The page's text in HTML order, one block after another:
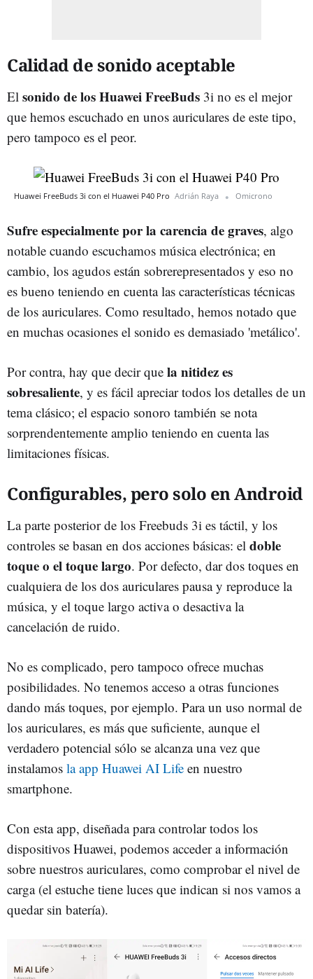
Calidad de sonido aceptable
El sonido de los Huawei FreeBuds 3i no es el mejor
que hemos escuchado en unos auriculares de este tipo,
pero tampoco es el peor.
Huawei FreeBuds 3i con el Huawei P40 Pro Adrián Raya Omicrono
Sufre especialmente por la carencia de graves, algo
notable cuando escuchamos música electrónica; en
cambio, los agudos están sobrerepresentados y eso no
es bueno teniendo en cuenta las características técnicas
de los auriculares. Como resultado, hemos notado que
en muchas ocasiones el sonido es demasiado 'metálico'.
Por contra, hay que decir que la nitidez es
sobresaliente, y es fácil apreciar todos los detalles de un
tema clásico; el espacio sonoro también se nota
sorprendentemente amplio teniendo en cuenta las
limitaciones físicas.
Configurables, pero solo en Android
La parte posterior de los Freebuds 3i es táctil, y los
controles se basan en dos acciones básicas: el doble
toque o el toque largo. Por defecto, dar dos toques en
cualquiera de los dos auriculares pausa y reproduce la
música, y el toque largo activa o desactiva la
cancelación de ruido.
No es complicado, pero tampoco ofrece muchas
posibilidades. No tenemos acceso a otras funciones
dando más toques, por ejemplo. Para un uso normal de
los auriculares, es más que suficiente, aunque el
verdadero potencial sólo se alcanza una vez que
instalamos la app Huawei AI Life en nuestro
smartphone.
Con esta app, diseñada para controlar todos los
dispositivos Huawei, podemos acceder a información
sobre nuestros auriculares, como comprobar el nivel de
carga (el estuche tiene luces que indican si nos vamos a
quedar sin batería).